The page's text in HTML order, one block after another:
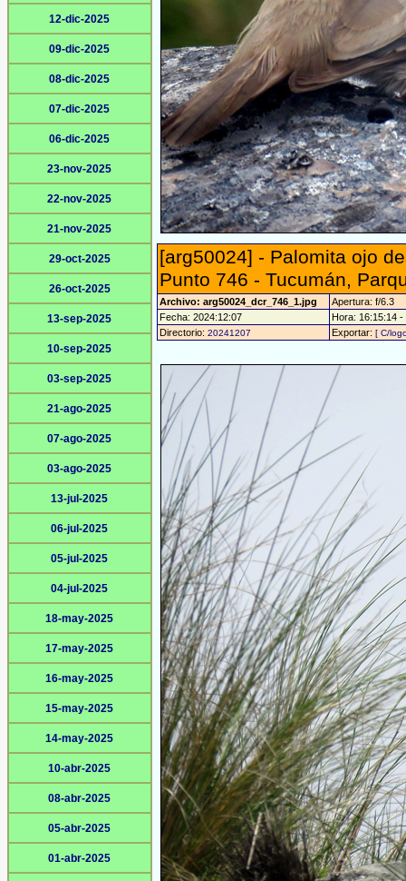
12-dic-2025
09-dic-2025
08-dic-2025
07-dic-2025
06-dic-2025
23-nov-2025
22-nov-2025
21-nov-2025
29-oct-2025
26-oct-2025
13-sep-2025
10-sep-2025
03-sep-2025
21-ago-2025
07-ago-2025
03-ago-2025
13-jul-2025
06-jul-2025
05-jul-2025
04-jul-2025
18-may-2025
17-may-2025
16-may-2025
15-may-2025
14-may-2025
10-abr-2025
08-abr-2025
05-abr-2025
01-abr-2025
[arg50024] - Palomita ojo
Punto 746 - Tucumán,
Archivo: arg50024_dcr_746_1.jpg
Apertura: f/6.3
Fecha: 2024:12:07
Hora: 16:15:14
Directorio: 20241207 Exportar: [ C/